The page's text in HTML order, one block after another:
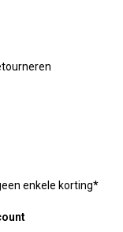
enkele korting*